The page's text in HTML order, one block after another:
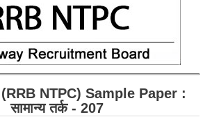
अध्ययन सामग्री
CBT Study Notes
(RRB NTPC) Sample Paper :
सामान्य तर्क - 207